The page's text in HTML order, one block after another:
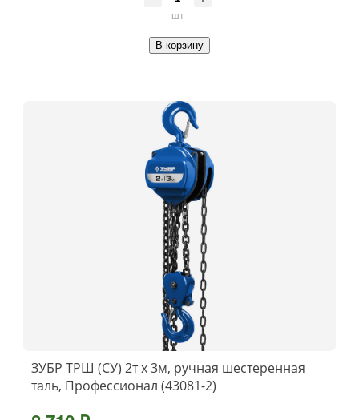
шт
В корзину
ЗУБР ТРШ (СУ) 2т х 3м, ручная шестеренная
таль, Профессионал (43081-2)